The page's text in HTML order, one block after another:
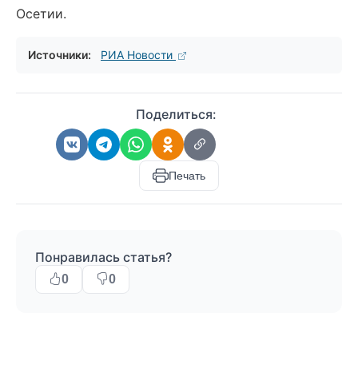
Осетии.
Источники: РИА Новости
Поделиться:
Печать
Понравилась статья?
0 0